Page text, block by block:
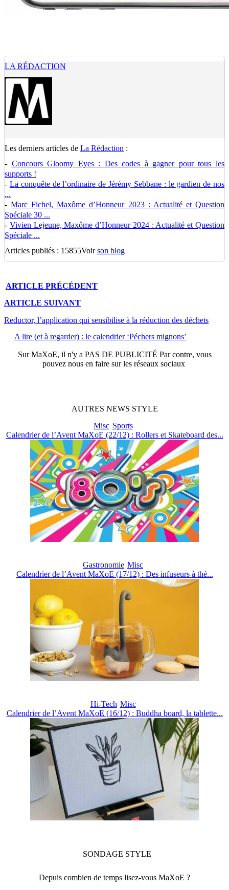
LA RÉDACTION
Les derniers articles de La Rédaction :
- Concours Gloomy Eyes : Des codes à gagner pour tous les
supports !
- La conquête de l’ordinaire de Jérémy Sebbane : le gardien de nos
...
-Marc Fichel, Maxôme d’Honneur 2023 : Actualité et Question
Spéciale 30 ...
- Vivien Lejeune, Maxôme d’Honneur 2024 : Actualité et Question
Spéciale ...
Articles publiés : 15855Voirson blog
ARTICLE PRÉCÉDENT
ARTICLE SUIVANT
Reductor, l’application qui sensibilise à la réduction des déchets
A lire (et à regarder) : le calendrier ‘Péchers mignons’
SurMaXoE, il n'y a PAS DE PUBLICITÉ Par contre, vous
pouvez nous en faire sur les réseaux sociaux
AUTRES NEWS STYLE
Misc Sports
Calendrier de l’Avent MaXoE (22/12) : Rollers et Skateboard des...
Gastronomie Misc
Calendrier de l’Avent MaXoE (17/12) : Des infuseurs à thé...
Hi-Tech Misc
Calendrier de l’Avent MaXoE (16/12) : Buddha board, la tablette...
SONDAGE STYLE
Depuis combien de temps lisez-vous MaXoE ?